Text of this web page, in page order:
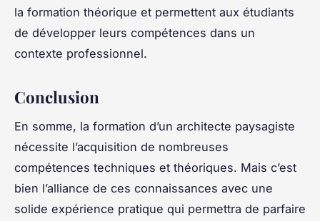
la formation théorique et permettent aux étudiants
de développer leurs compétences dans un
contexte professionnel.
Conclusion
En somme, la formation d’un architecte paysagiste
nécessite l’acquisition de nombreuses
compétences techniques et théoriques. Mais c’est
bien l’alliance de ces connaissances avec une
solide expérience pratique qui permettra de parfaire